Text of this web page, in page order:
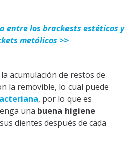
entre los brackests estéticos y
metálicos >>
la acumulación de restos de
la removible, lo cual puede
, por lo que es
una buena higiene
dientes después de cada